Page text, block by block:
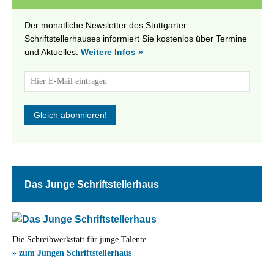
Der monatliche Newsletter des Stuttgarter
Schriftstellerhauses informiert Sie kostenlos über Termine
und Aktuelles. Weitere Infos »
Das Junge Schriftstellerhaus
Die Schreibwerkstatt für junge Talente
» zum Jungen Schriftstellerhaus